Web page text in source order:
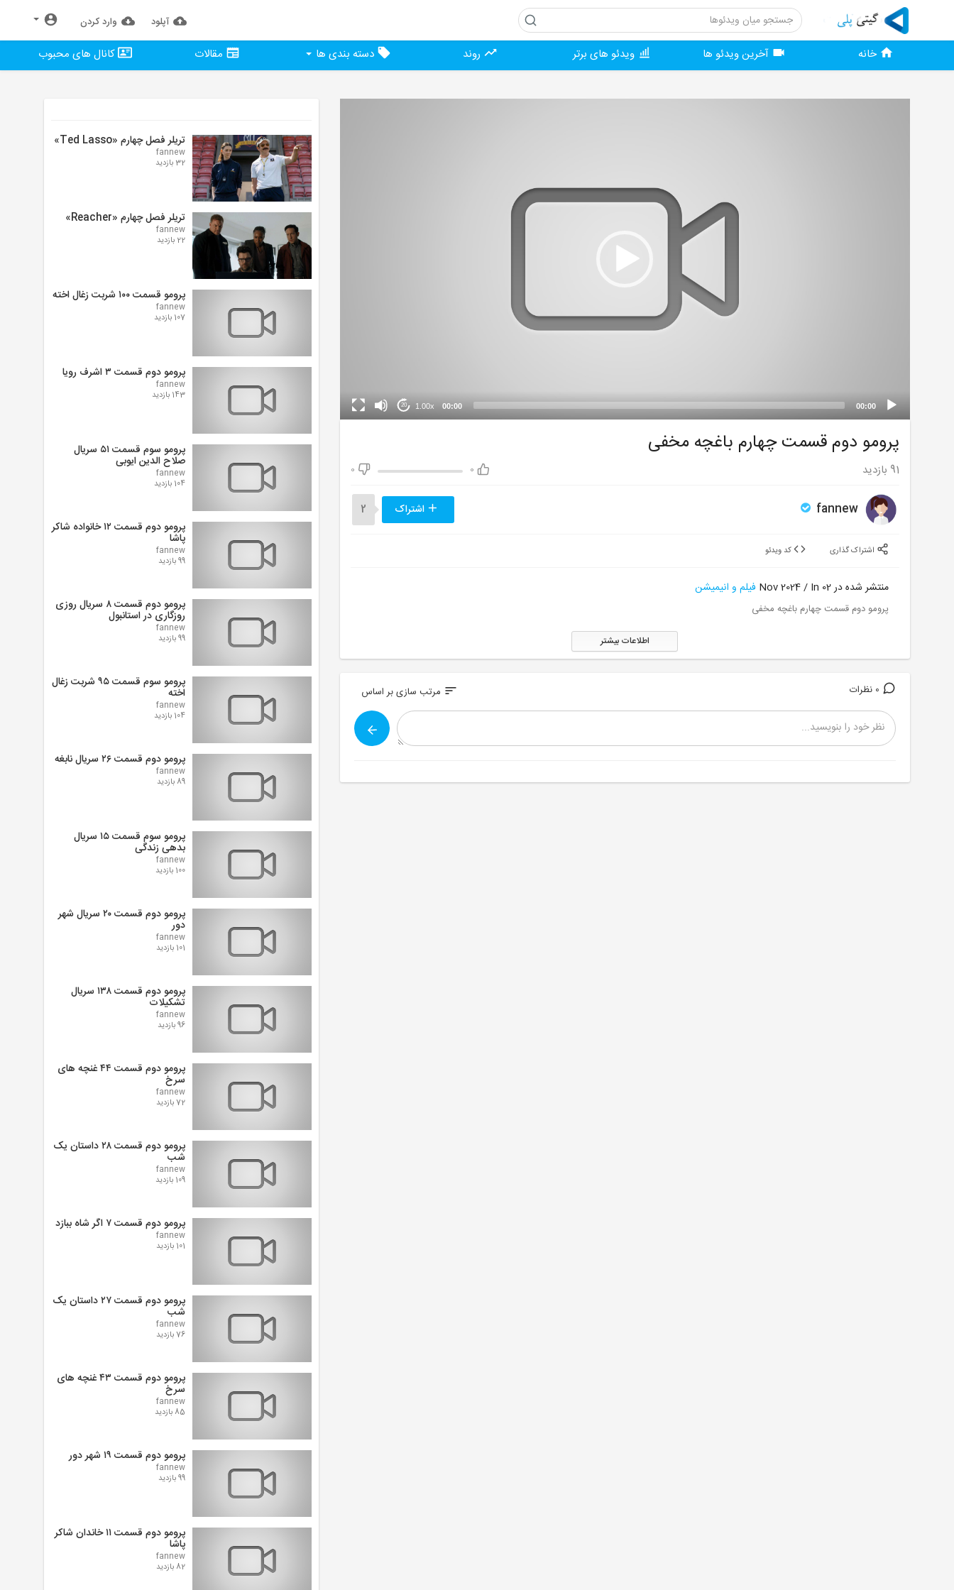
آپلود وارد كردن
خانه آخرین ویدئو ها ویدئو های برتر روند دسته بندی ها مقالات کانال های محبوب
00:00
00:00
1.00x
20
تریلر فصل چهارم «Ted Lasso»
fannew
32 بازدید
تریلر فصل چهارم «Reacher»
fannew
22 بازدید
پرومو قسمت ۱۰۰ شربت زغال اخته
fannew
107 بازدید
پرومو دوم قسمت ۳ اشرف رویا
fannew
143 بازدید
پرومو سوم قسمت ۵۱ سریال
صلاح الدین ایوبی
fannew
104 بازدید
پرومو دوم قسمت ۱۲ خانواده شاکر
پاشا
fannew
99 بازدید
پرومو دوم قسمت ۸ سریال روزی
روزگاری در استانبول
fannew
99 بازدید
پرومو سوم قسمت ۹۵ شربت زغال
اخته
fannew
104 بازدید
پرومو دوم قسمت ۲۶ سریال نابغه
fannew
89 بازدید
پرومو سوم قسمت ۱۵ سریال
بدهی زندگی
fannew
100 بازدید
پرومو دوم قسمت ۲۰ سریال شهر
دور
fannew
101 بازدید
پرومو دوم قسمت ۱۳۸ سریال
تشکیلات
fannew
96 بازدید
پرومو دوم قسمت ۴۴ غنچه های
سرخ
fannew
72 بازدید
پرومو دوم قسمت ۲۸ داستان یک
شب
fannew
109 بازدید
پرومو دوم قسمت ۷ اگر شاه ببازد
fannew
101 بازدید
پرومو دوم قسمت ۲۷ داستان یک
شب
fannew
76 بازدید
پرومو دوم قسمت ۴۳ غنچه های
سرخ
fannew
85 بازدید
پرومو دوم قسمت ۱۹ شهر دور
fannew
99 بازدید
پرومو دوم قسمت ۱۱ خاندان شاکر
پاشا
fannew
82 بازدید
پرومو دوم قسمت چهارم باغچه مخفی
0
0 91 بازدید
fannew اشتراک 2
منتشر شده در 02 Nov 2024 / In فیلم و انیمیشن
پرومو دوم قسمت چهارم باغچه مخفی
اطلاعات بیشتر
sort مرتب سازی بر اساس